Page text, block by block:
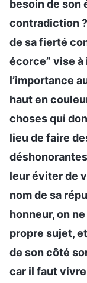
besoin de son
contradiction
de sa fierté
écorce” vise
l’importance
haut en
choses qui
lieu de faire
leur éviter de
nom de sa
honneur, on
propre sujet,
de son côté
car il faut